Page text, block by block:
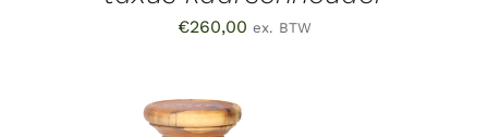
€260,00 ex. BTW